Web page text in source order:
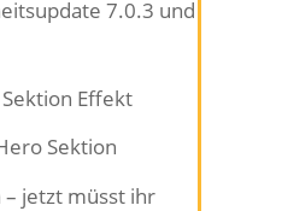
7.0.3 und
Effekt
Sektion
– jetzt müsst ihr